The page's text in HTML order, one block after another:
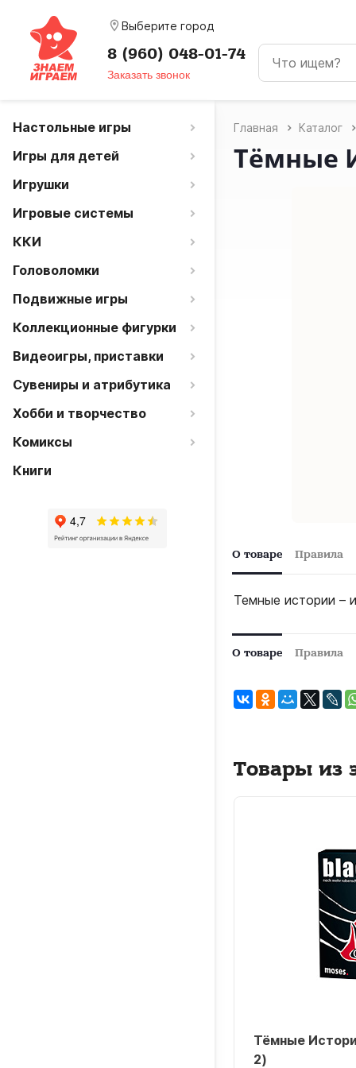
room Выберите город
8 (960) 048-01-74
Заказать звонок
Настольные игры
Игры для детей
Игрушки
Игровые системы
ККИ
Головоломки
Подвижные игры
Коллекционные фигурки
Видеоигры, приставки
Сувениры и атрибутика
Хобби и творчество
Комиксы
Книги
Главная Каталог
Тёмные
О товаре Правила
Темные истории –
О товаре Правила
Товары из
Тёмные
2)